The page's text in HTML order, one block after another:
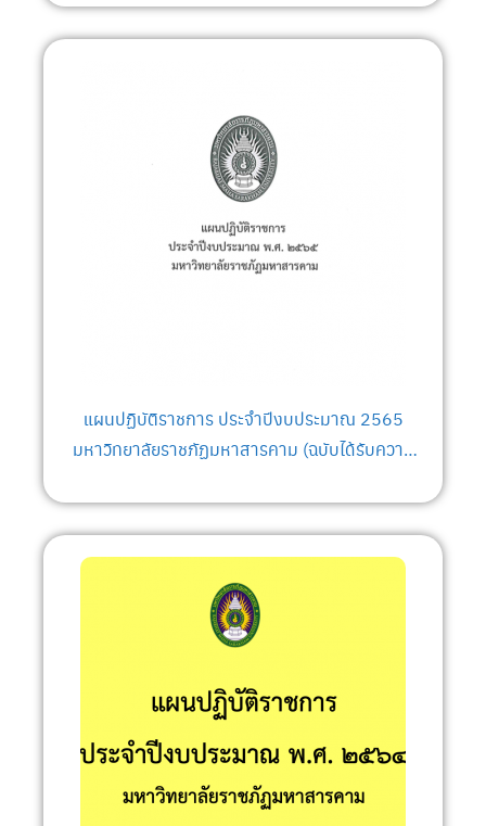
มหาสารคาม)
แผนปฏิบัติราชการ ประจำปีงบประมาณ 2565
มหาวิทยาลัยราชภัฏมหาสารคาม (ฉบับได้รับความ
ราชภัฏมหาสารคาม)